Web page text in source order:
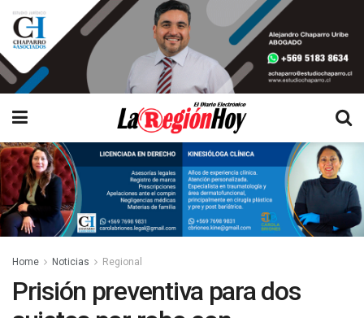
Home Noticias Regional
Prisión preventiva para dos